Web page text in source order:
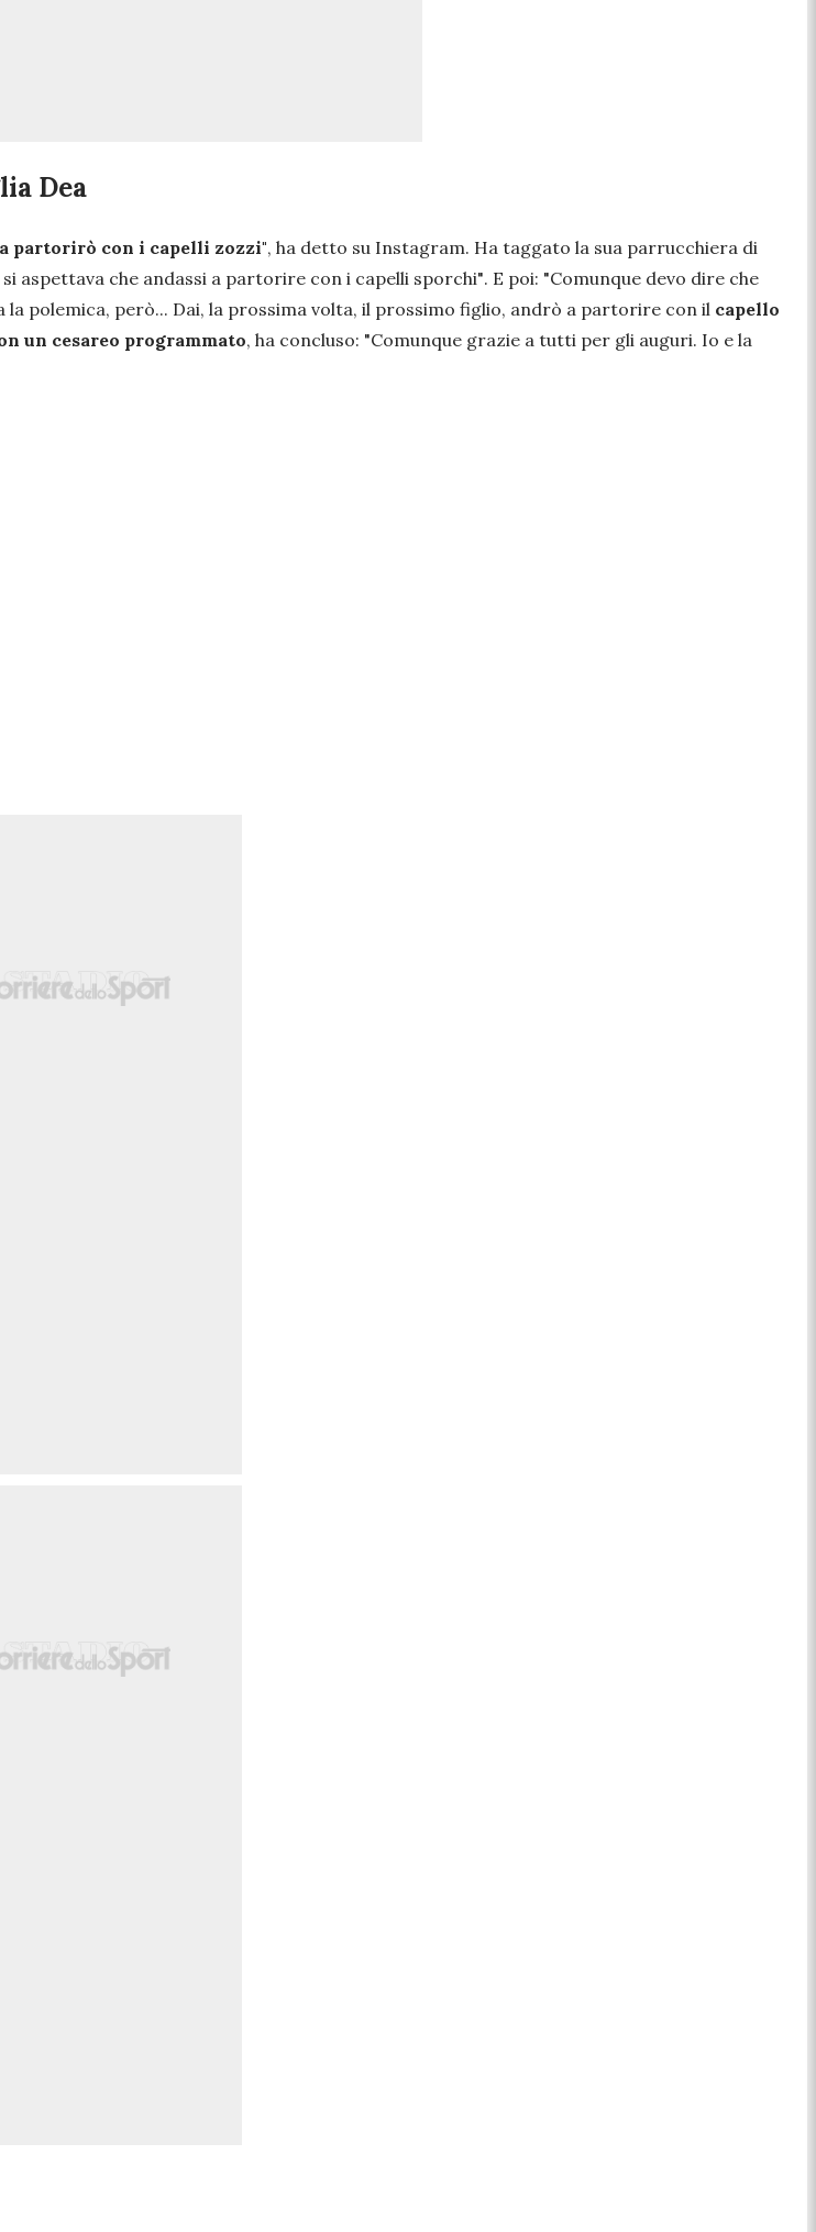
Dea
partorirò con i capelli zozzi", ha detto su Instagram. Ha taggato la sua parrucchiera di
aspettava che andassi a partorire con i capelli sporchi". E poi: "Comunque devo dire che
polemica, però... Dai, la prossima volta, il prossimo figlio, andrò a partorire con il capello
un cesareo programmato, ha concluso: "Comunque grazie a tutti per gli auguri. Io e la